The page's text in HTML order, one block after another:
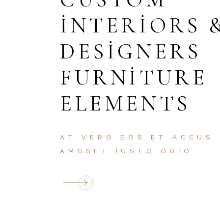
INTERIORS
DESIGNERS
FURNITURE
ELEMENTS
AT VERO EOS ET ACCUS
AMUSET IUSTO ODIO